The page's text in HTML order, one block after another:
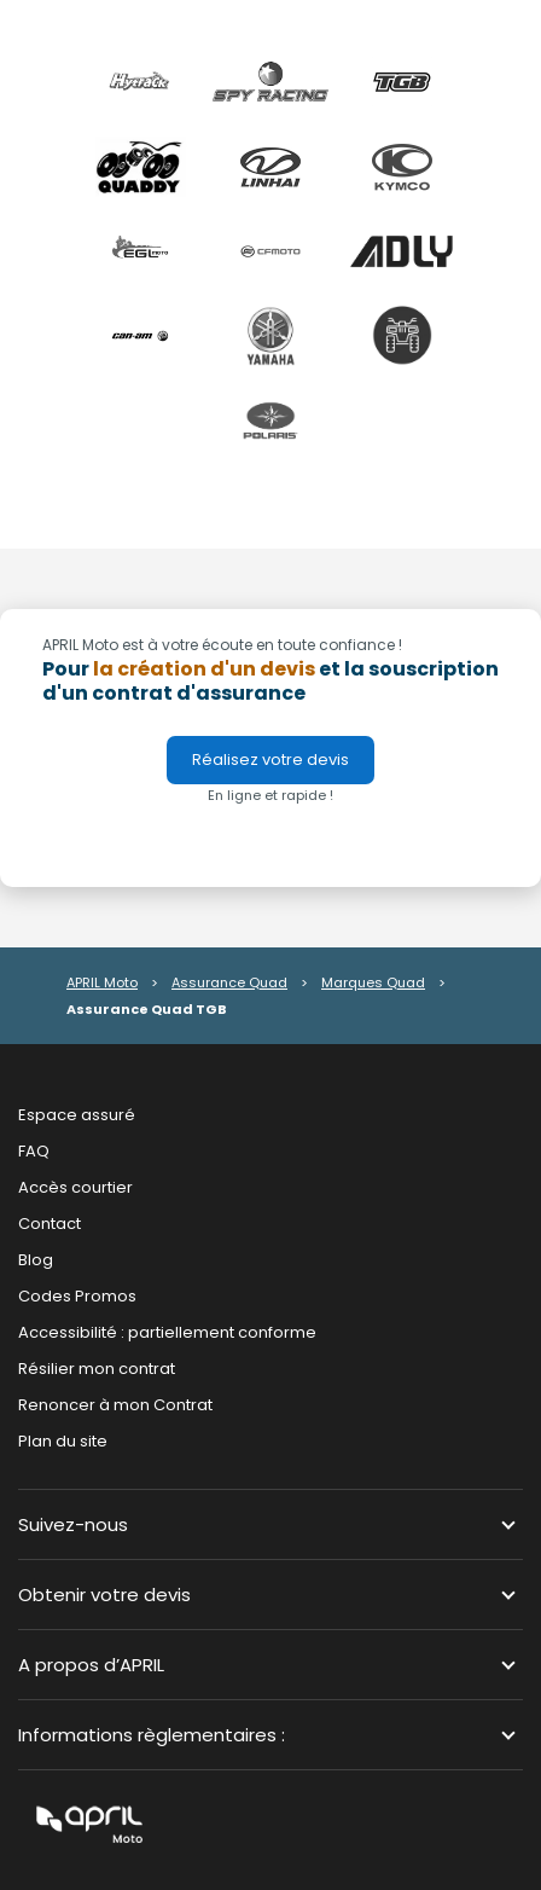
APRIL Moto est à votre écoute en toute confiance !
Pourla création d'un deviset la souscription
d'un contrat d'assurance
Réalisez votre devis
En ligne et rapide !
APRIL Moto > Assurance Quad > Marques Quad
>
Assurance Quad TGB
Espace assuré
FAQ
Accès courtier
Contact
Blog
Codes Promos
Accessibilité : partiellement conforme
Résilier mon contrat
Renoncer à mon Contrat
Plan du site
Suivez-nous
Obtenir votre devis
A propos d’APRIL
Informations règlementaires :